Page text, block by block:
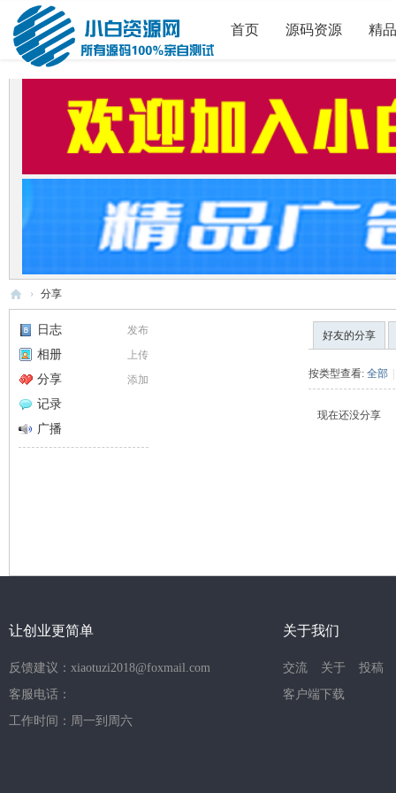
首页 源码资源 精
白
码
› 分享
发布
日志
上传
相册
添加
分享
记录
广播
好友的分享
按类型查看: 全部 |
现在还没分享
让创业更简单
反馈建议：xiaotuzi2018@foxmail.com
客服电话：
工作时间：周一到周六
关于我们
交流 关于
投稿
客户端下载